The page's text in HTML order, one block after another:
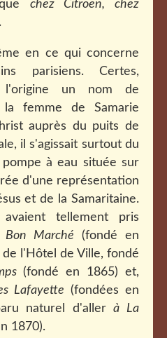
chez Citroën, chez
.
en ce qui concerne
parisiens. Certes,
un nom de
la femme de Samarie
auprès du puits de
il s'agissait surtout du
à eau située sur
d'une représentation
et de la Samaritaine.
tellement pris
Bon Marché (fondé en
l'Hôtel de Ville, fondé
(fondé en 1865) et,
Lafayette (fondées en
naturel d'allerà La
1870).